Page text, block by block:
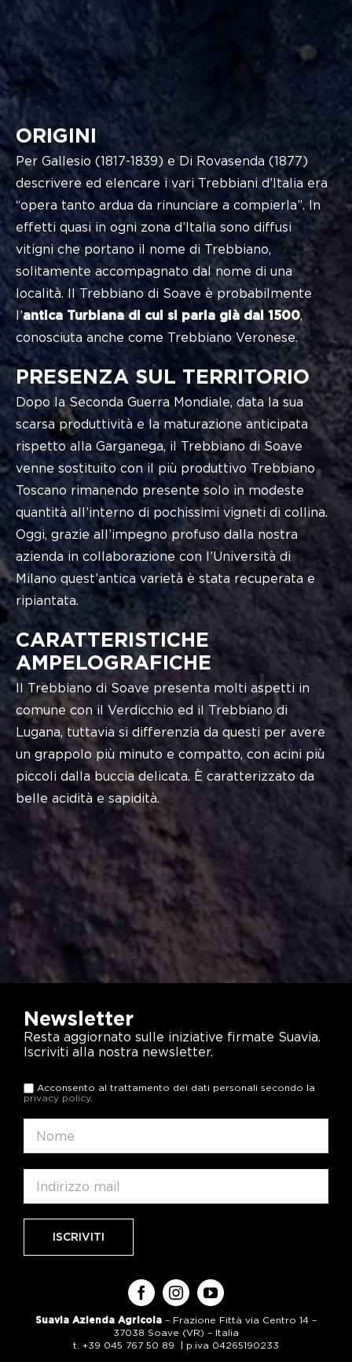
ORIGINI
Per Gallesio (1817-1839) e Di Rovasenda (1877)
descrivere ed elencare i vari Trebbiani d’Italia era
“opera tanto ardua da rinunciare a compierla”. In
effetti quasi in ogni zona d’Italia sono diffusi
vitigni che portano il nome di Trebbiano,
solitamente accompagnato dal nome di una
località. Il Trebbiano di Soave è probabilmente
l’antica Turbiana di cui si parla già dal 1500,
conosciuta anche come Trebbiano Veronese.
PRESENZA SUL TERRITORIO
Dopo la Seconda Guerra Mondiale, data la sua
scarsa produttività e la maturazione anticipata
rispetto alla Garganega, il Trebbiano di Soave
venne sostituito con il più produttivo Trebbiano
Toscano rimanendo presente solo in modeste
quantità all’interno di pochissimi vigneti di collina.
Oggi, grazie all’impegno profuso dalla nostra
azienda in collaborazione con l’Università di
Milano quest’antica varietà è stata recuperata e
ripiantata.
CARATTERISTICHE
AMPELOGRAFICHE
Il Trebbiano di Soave presenta molti aspetti in
comune con il Verdicchio ed il Trebbiano di
Lugana, tuttavia si differenzia da questi per avere
un grappolo più minuto e compatto, con acini più
piccoli dalla buccia delicata. È caratterizzato da
belle acidità e sapidità.
Newsletter
Resta aggiornato sulle iniziative firmate Suavia.
Iscriviti alla nostra newsletter.
Acconsento al trattamento dei dati personali secondo la
privacy policy.
Suavia Azienda Agricola – Frazione Fittà via Centro 14 –
37038 Soave (VR) – Italia
t. +39 045 767 50 89 | p.iva 04265190233